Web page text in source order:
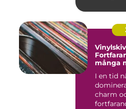
många
I en tid
charm